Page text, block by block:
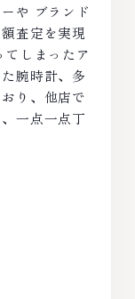
や ブランド
査定を実現
てしまったア
腕時計、多
り、他店で
一点一点丁